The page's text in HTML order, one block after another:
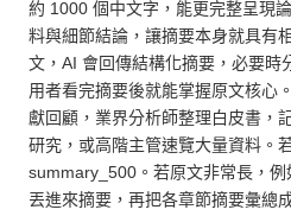
約 1000 個中文字，能更完整呈現
料與細節結論，讓摘要本身就具有
文，AI 會回傳結構化摘要，必要時
用者看完摘要後就能掌握原文核心
獻回顧，業界分析師整理白皮書，
研究，或高階主管速覽大量資料。
summary_500。若原文非常長，例
丟進來摘要，再把各章節摘要彙總